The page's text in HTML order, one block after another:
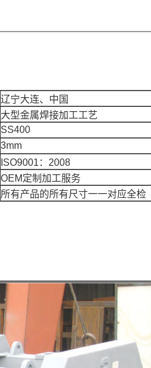
辽宁大连、中国
大型金属焊接加工工艺
SS400
3mm
ISO9001：2008
OEM定制加工服务
所有产品的所有尺寸一一对应全检